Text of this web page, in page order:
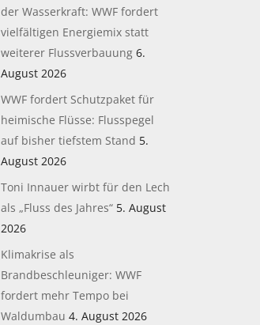
der Wasserkraft: WWF fordert
vielfältigen Energiemix statt
weiterer Flussverbauung 6.
August 2026
WWF fordert Schutzpaket für
heimische Flüsse: Flusspegel
auf bisher tiefstem Stand 5.
August 2026
Toni Innauer wirbt für den Lech
als „Fluss des Jahres“ 5. August
2026
Klimakrise als
Brandbeschleuniger: WWF
fordert mehr Tempo bei
Waldumbau 4. August 2026